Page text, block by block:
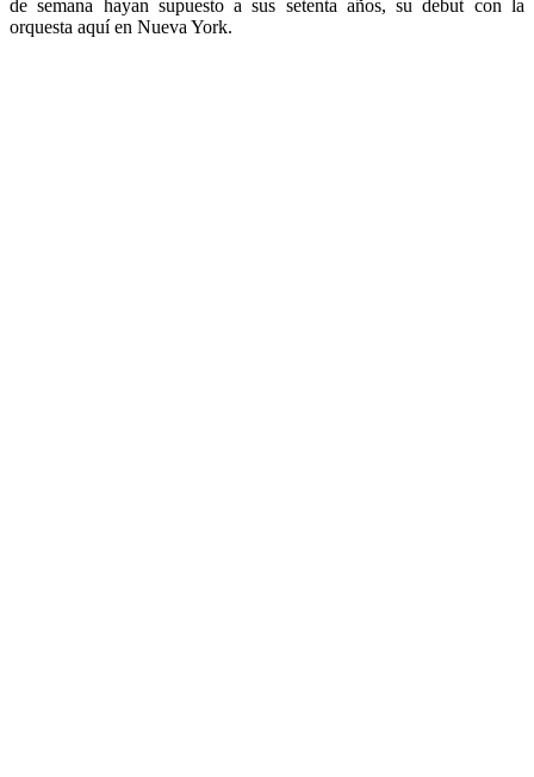
de semana hayan supuesto a sus setenta años, su debut con la
orquesta aquí en Nueva York.